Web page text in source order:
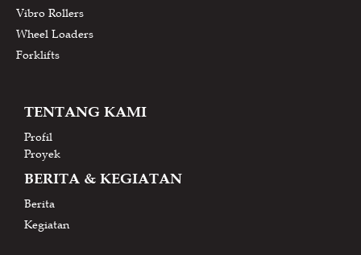
Vibro Rollers
Wheel Loaders
Forklifts
TENTANG KAMI
Profil
Proyek
BERITA & KEGIATAN
Berita
Kegiatan